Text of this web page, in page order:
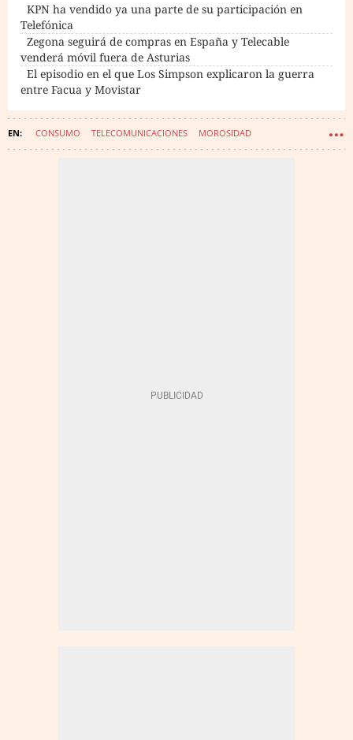
KPN ha vendido ya una parte de su participación en
Telefónica
Zegona seguirá de compras en España y Telecable
venderá móvil fuera de Asturias
El episodio en el que Los Simpson explicaron la guerra
entre Facua y Movistar
CONSUMO TELECOMUNICACIONES MOROSIDAD